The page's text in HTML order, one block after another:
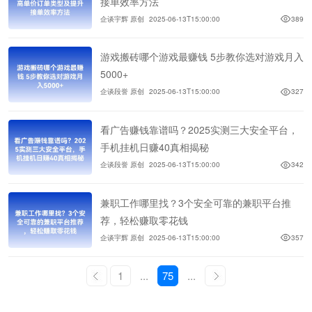
企谈宇辉 原创 2025-06-13T15:00:00 389
游戏搬砖哪个游戏最赚钱 5步教你选对游戏月入
5000+
企谈段誉 原创 2025-06-13T15:00:00 327
看广告赚钱靠谱吗？2025实测三大安全平台，
手机挂机日赚40真相揭秘
企谈段誉 原创 2025-06-13T15:00:00 342
兼职工作哪里找？3个安全可靠的兼职平台推
荐，轻松赚取零花钱
企谈宇辉 原创 2025-06-13T15:00:00 357
1 ... 75 ...